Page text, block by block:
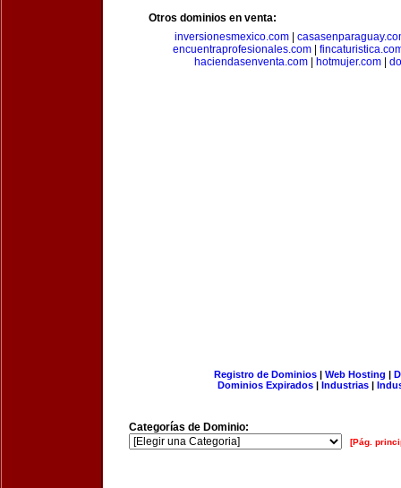
Otros dominios en venta:
inversionesmexico.com
encuentraprofesionales.com
haciendasenventa.com| hotmujer.com|
Registro de Dominios| Web Hosting |
Dominios Expirados | Industrias |
Categorías de Dominio:
[Pág.